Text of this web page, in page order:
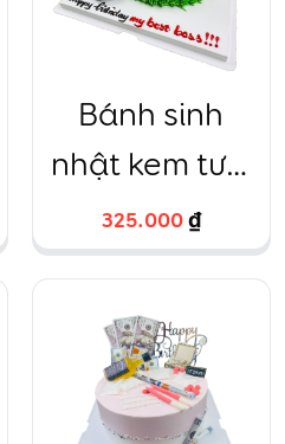
Bánh sinh
nhật kem tươi
sân golf
325.000₫